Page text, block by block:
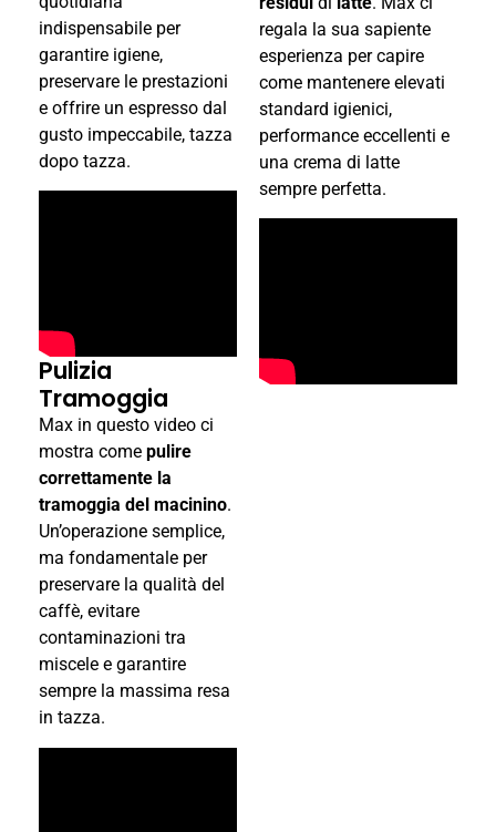
indispensabile per
garantire igiene,
preservare le prestazioni
e offrire un espresso dal
gusto impeccabile, tazza
dopo tazza.
Pulizia
Tramoggia
Max in questo video ci
mostra come pulire
correttamente la
tramoggia del macinino.
Un’operazione semplice,
ma fondamentale per
preservare la qualità del
caffè, evitare
contaminazioni tra
miscele e garantire
sempre la massima resa
in tazza.
regala la sua sapiente
esperienza per capire
come mantenere elevati
standard igienici,
performance eccellenti e
una crema di latte
sempre perfetta.